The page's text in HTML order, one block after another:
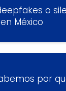
o
México
por